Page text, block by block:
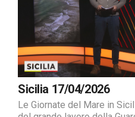
Sicilia 17/04/2026
Le Giornate del Mare in